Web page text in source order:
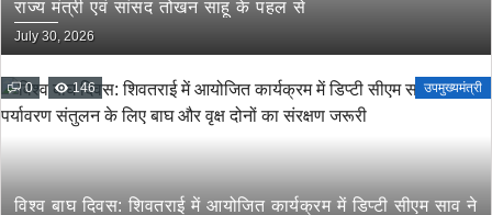
राज्य मंत्री एवं सांसद तोखन साहू के पहल से
July 30, 2026
0 146 उपमुख्यमंत्री
विश्व बाघ दिवस: शिवतराई में आयोजित कार्यक्रम में डिप्टी सीएम साव ने